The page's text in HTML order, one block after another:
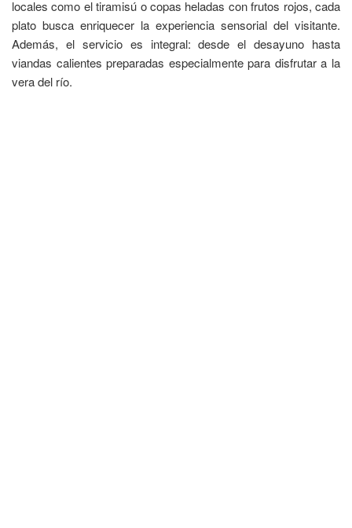
locales como el tiramisú o copas heladas con frutos rojos, cada
plato busca enriquecer la experiencia sensorial del visitante.
Además, el servicio es integral: desde el desayuno hasta
viandas calientes preparadas especialmente para disfrutar a la
vera del río.